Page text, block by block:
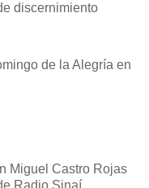
discernimiento
de la Alegría en
Miguel Castro Rojas
Radio Sinaí